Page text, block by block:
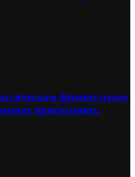
французском
приготовить